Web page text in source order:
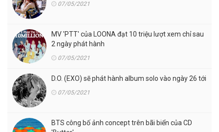
07/05/2021
MV 'PTT' của LOONA đạt 10 triệu lượt xem chỉ sau
2 ngày phát hành
07/05/2021
D.O. (EXO) sẽ phát hành album solo vào ngày 26 tới
07/05/2021
BTS công bố ảnh concept trên bãi biển của CD